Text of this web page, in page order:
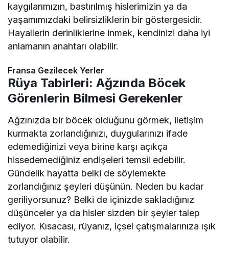
kaygılarımızın, bastırılmış hislerimizin ya da
yaşamımızdaki belirsizliklerin bir göstergesidir.
Hayallerin derinliklerine inmek, kendinizi daha iyi
anlamanın anahtarı olabilir.
Fransa Gezilecek Yerler
Rüya Tabirleri: Ağzında Böcek
Görenlerin Bilmesi Gerekenler
Ağzınızda bir böcek olduğunu görmek, iletişim
kurmakta zorlandığınızı, duygularınızı ifade
edemediğinizi veya birine karşı açıkça
hissedemediğiniz endişeleri temsil edebilir.
Gündelik hayatta belki de söylemekte
zorlandığınız şeyleri düşünün. Neden bu kadar
geriliyorsunuz? Belki de içinizde sakladığınız
düşünceler ya da hisler sizden bir şeyler talep
ediyor. Kısacası, rüyanız, içsel çatışmalarınıza ışık
tutuyor olabilir.